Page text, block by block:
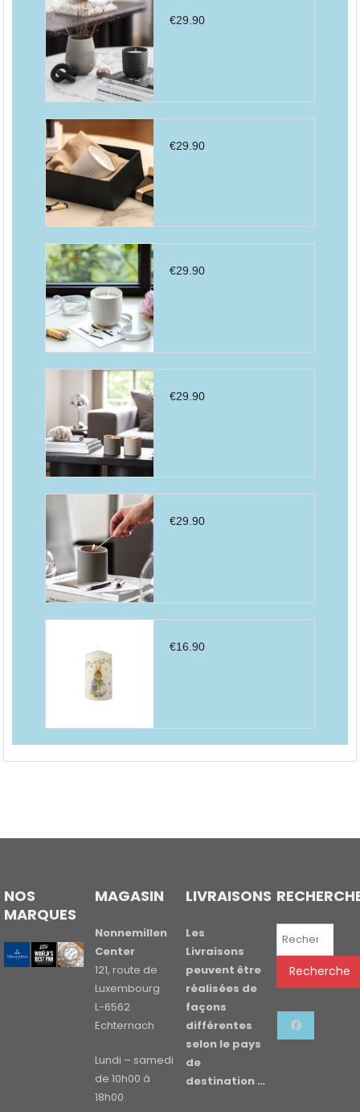
€29.90
€29.90
€29.90
€29.90
€29.90
€16.90
NOS
MARQUES
MAGASIN
Nonnemillen
Center
121, route de
Luxembourg
L-6562
Echternach
Lundi – samedi
de 10h00 à
18h00
LIVRAISONS
Les
Livraisons
peuvent être
réalisées de
façons
différentes
selon le pays
de
destination …
Recherche